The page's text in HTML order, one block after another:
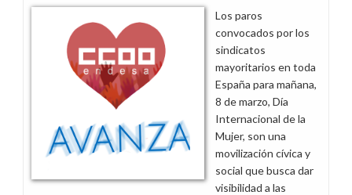
Internacional
de
Mujer
y
el
convenio
como
nuevo
Los paros
convocados por los
sindicatos
mayoritarios en toda
España para mañana,
8 de marzo, Día
Internacional de la
Mujer, son una
movilización cívica y
social que busca dar
visibilidad a las